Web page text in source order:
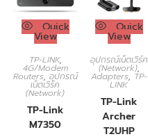
Quick
View
TP-LINK,
4G/Modem
Routers, อุปกรณ์
เน็ตเวิร์ค
(Network)
TP-Link
M7350
Quick
View
อุปกรณ์เน็ตเวิร์ค
(Network),
Adapters, TP-
LINK
TP-Link
Archer
T2UHP